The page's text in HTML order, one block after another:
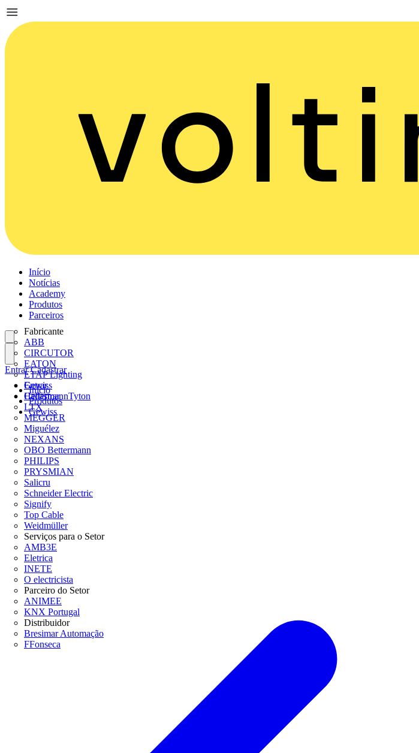
Início
Notícias
Academy
Produtos
Parceiros
Fabricante
ABB
CIRCUTOR
EATON
ETAP Lighting
Gewiss
HellermannTyton
LTX
MEGGER
Miguélez
NEXANS
OBO Bettermann
PHILIPS
PRYSMIAN
Salicru
Schneider Electric
Signify
Top Cable
Weidmüller
Serviços para o Setor
AMB3E
Eletrica
INETE
O electricista
Parceiro do Setor
ANIMEE
KNX Portugal
Distribuidor
Bresimar Automação
FFonseca
Entrar
Cadastrar
Entrar Cadastrar
Início
Produtos
Gewiss